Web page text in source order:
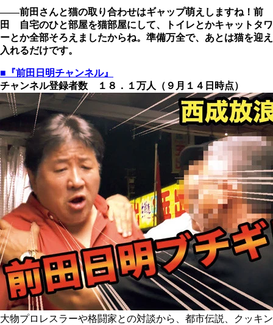
――前田さんと猫の取り合わせはギャップ萌えしますね！前
田 自宅のひと部屋を猫部屋にして、トイレとかキャットタワ
ーとか全部そろえましたからね。準備万全で、あとは猫を迎え
入れるだけです。
■『前田日明チャンネル』
チャンネル登録者数 １８．１万人（９月１４日時点）
大物プロレスラーや格闘家との対談から、都市伝説、クッキン